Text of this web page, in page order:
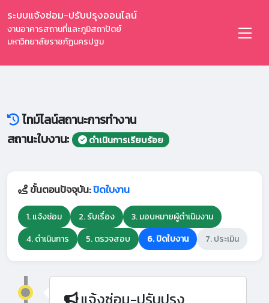
ระบบแจ้งซ่อม-ปรับปรุงออนไลน์
งานอาคารสถานที่และภูมิสถาปัตย์
มหาวิทยาลัยราชภัฏนครปฐม
ไทม์ไลน์สถานะการทำงาน
สถานะใบงาน:
ดำเนินการเรียบร้อย
ขั้นตอนปัจจุบัน:ปิดใบงาน
1. แจ้งซ่อม 2. รับเรื่อง
3. มอบหมายผู้ดำเนินงาน
4. ดำเนินการ
5. ตรวจสอบ 6. ปิดใบงาน 7. ประเมิน